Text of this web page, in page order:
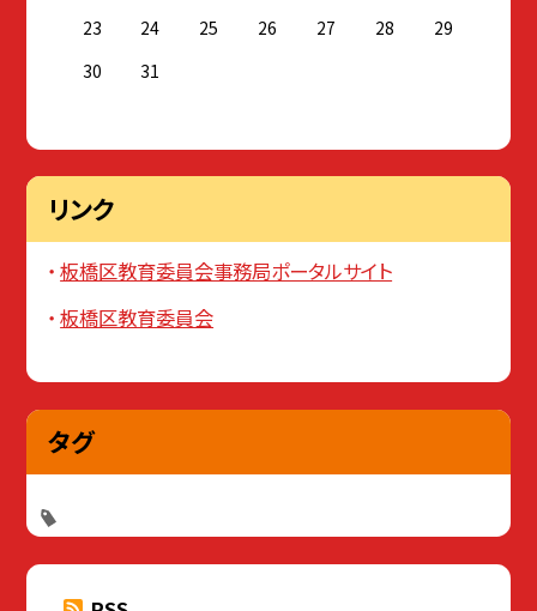
23
24 25 26 27 28
29
30
31
リンク
板橋区教育委員会事務局ポータルサイト
板橋区教育委員会
タグ